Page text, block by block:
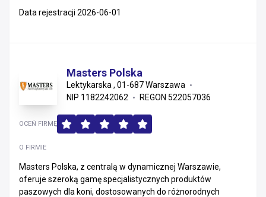
Data rejestracji 2026-06-01
Masters Polska
Lektykarska , 01-687 Warszawa
NIP 1182242062
REGON 522057036
O FIRMIE
Masters Polska, z centralą w dynamicznej Warszawie,
oferuje szeroką gamę specjalistycznych produktów
paszowych dla koni, dostosowanych do różnorodnych
OCEŃ FIRMĘ